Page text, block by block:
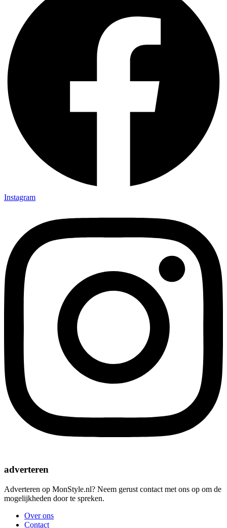
Instagram
adverteren
Adverteren op MonStyle.nl? Neem gerust contact met ons op om de
mogelijkheden door te spreken.
Over ons
Contact